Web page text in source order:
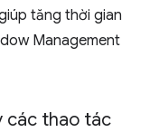
tăng thời gian
Management
các thao tác